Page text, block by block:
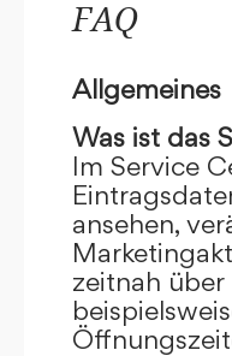
FAQ
Allgemeines
Was ist das
Im Service
ansehen,
zeitnah